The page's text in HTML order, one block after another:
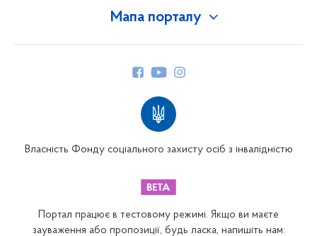
Мапа порталу
Закарпатське відділення
Власність Фонду соціального захисту осіб з інвалідністю
Портал працює в тестовому режимі. Якщо ви маєте
зауваження або пропозиції, будь ласка, напишіть нам: